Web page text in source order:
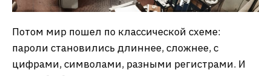
Потом мир пошел по классической схеме:
пароли становились длиннее, сложнее, с
цифрами, символами, разными регистрами. И